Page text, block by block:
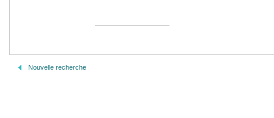
Nouvelle recherche